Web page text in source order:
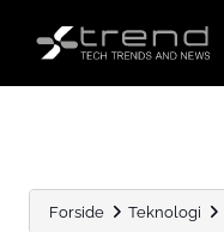
Forside Teknologi